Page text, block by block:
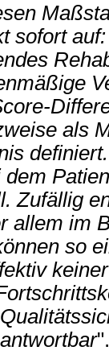
sofort
als
Zufällig
allem im
so